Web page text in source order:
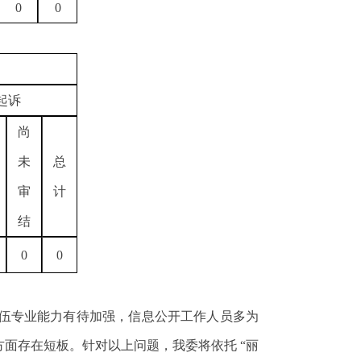
0 0
诉
尚
未
审
结
总
计
0 0
业能力有待加强，信息公开工作人员多为
存在短板。针对以上问题，我委将依托 “丽